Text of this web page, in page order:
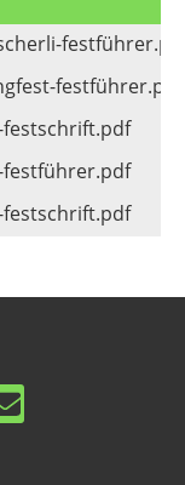
festführer.pdf
festschrift.pdf
festführer.pdf
festschrift.pdf